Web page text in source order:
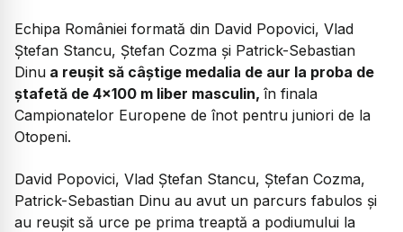
Echipa României formată din David Popovici, Vlad
Ștefan Stancu, Ștefan Cozma și Patrick-Sebastian
Dinu a reușit să câștige medalia de aur la proba de
ștafetă de 4x100 m liber masculin, în finala
Campionatelor Europene de înot pentru juniori de la
Otopeni.
David Popovici, Vlad Ștefan Stancu, Ștefan Cozma,
Patrick-Sebastian Dinu au avut un parcurs fabulos și
au reușit să urce pe prima treaptă a podiumului la